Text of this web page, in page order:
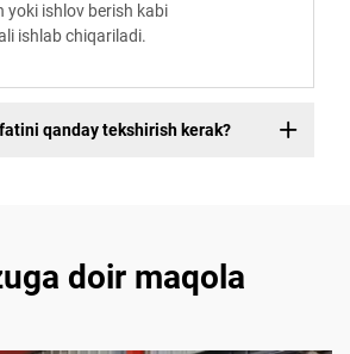
yoki ishlov berish kabi
ishlab chiqariladi.
qanday tekshirish kerak?
doir maqola